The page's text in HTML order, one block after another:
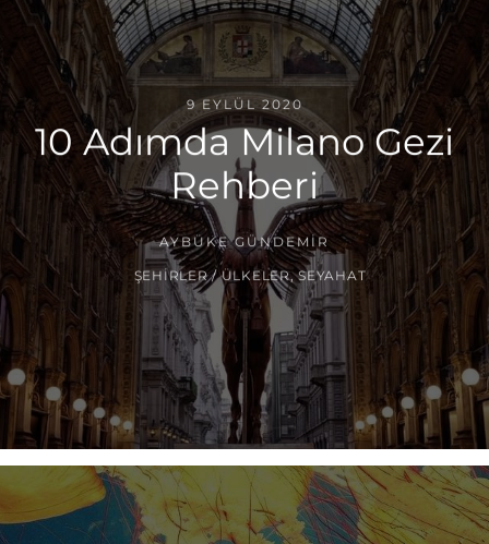
9 EYLÜL 2020
10 Adımda Milano Gezi
Rehberi
AYBÜKE GÜNDEMIR
ŞEHIRLER / ÜLKELER,SEYAHAT